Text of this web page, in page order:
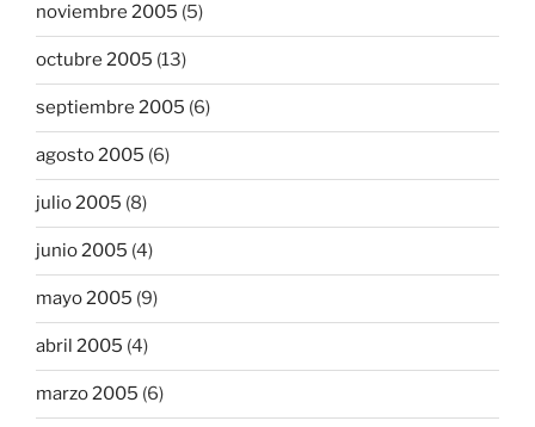
noviembre 2005 (5)
octubre 2005 (13)
septiembre 2005 (6)
agosto 2005 (6)
julio 2005 (8)
junio 2005 (4)
mayo 2005 (9)
abril 2005 (4)
marzo 2005 (6)